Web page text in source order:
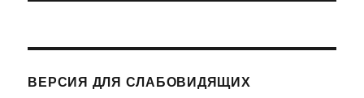
ВЕРСИЯ ДЛЯ СЛАБОВИДЯЩИХ